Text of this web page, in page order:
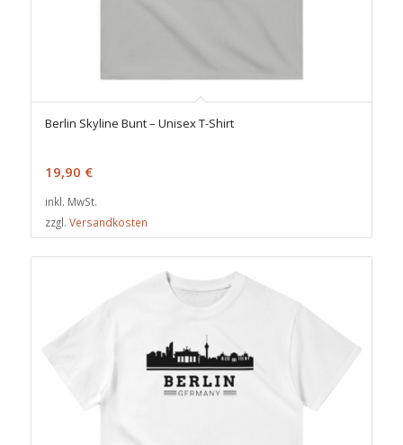
Berlin Skyline Bunt – Unisex T-Shirt
19,90 €
inkl. MwSt.
zzgl. Versandkosten